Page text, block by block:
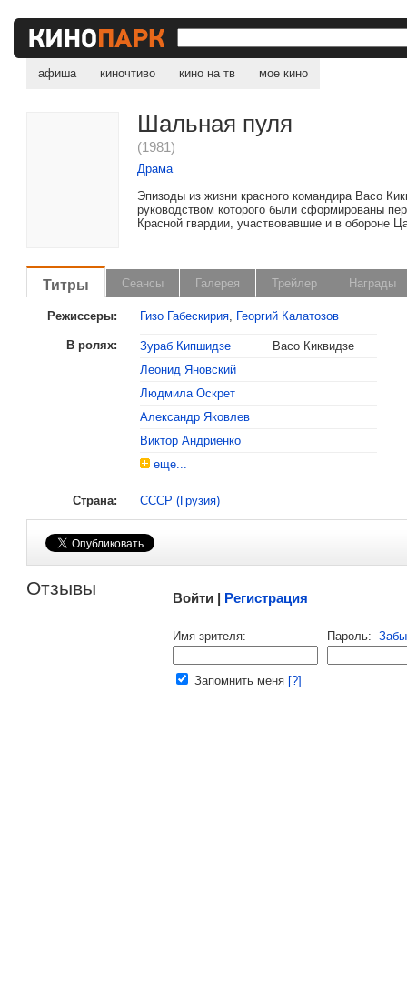
афиша киночтиво кино на тв мое кино
Шальная пуля
(1981)
Драма
Эпизоды из жизни красного командира Васо
руководством которого были сформированы
Красной гвардии, участвовавшие и в обороне
Титры Сеансы Галерея Трейлер Награды
Режиссеры: Гизо Габескирия, Георгий Калатозов
В ролях: Зураб Кипшидзе
Васо Киквидзе
Леонид Яновский
Людмила Оскрет
Александр Яковлев
Виктор Андриенко
еще...
Страна: СССР (Грузия)
Отзывы Войти | Регистрация
Имя зрителя: Пароль:
Запомнить меня [?]